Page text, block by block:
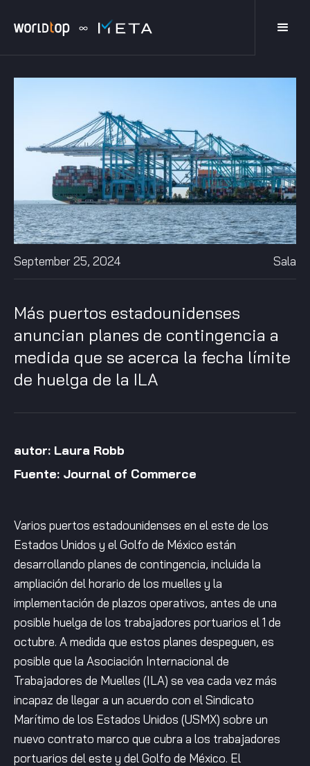
September 25, 2024 Sala
Más puertos estadounidenses
anuncian planes de contingencia a
medida que se acerca la fecha límite
de huelga de la ILA
autor: Laura Robb
Fuente: Journal of Commerce
Varios puertos estadounidenses en el este de los
Estados Unidos y el Golfo de México están
desarrollando planes de contingencia, incluida la
ampliación del horario de los muelles y la
implementación de plazos operativos, antes de una
posible huelga de los trabajadores portuarios el 1 de
octubre. A medida que estos planes despeguen, es
posible que la Asociación Internacional de
Trabajadores de Muelles (ILA) se vea cada vez más
incapaz de llegar a un acuerdo con el Sindicato
Marítimo de los Estados Unidos (USMX) sobre un
nuevo contrato marco que cubra a los trabajadores
portuarios del este y del Golfo de México. El